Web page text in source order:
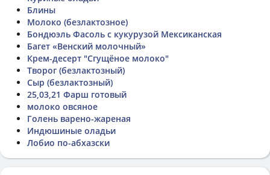
Блины
Молоко (безлактозное)
Бондюэль Фасоль с кукурузой Мексиканская
Багет «Венский молочный»
Крем-десерт "Сгущёное молоко"
Творог (безлактозный)
Сыр (безлактозный)
25,03,21 Фарш готовый
молоко овсяное
Голень варено-жареная
Индюшиные оладьи
Лобио по-абхазски